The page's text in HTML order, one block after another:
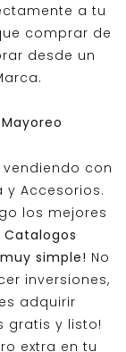
a tu
comprar de
desde un
con
y Accesorios.
los mejores
Catalogos
simple! No
inversiones,
adquirir
gratis y listo!
extra en tu